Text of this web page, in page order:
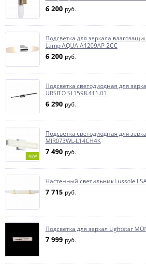
6 200 руб.
Подсветка для зеркала
Lamp AQUA A1209AP-2CC
6 200 руб.
Подсветка светодиодная для
URSITO SL1598.411.01
6 290 руб.
NEW
Подсветка светодиодная для
MIR073WL-L14CH4K
7 490 руб.
Настенный светильник Lussole
7 715 руб.
Подсветка для зеркал Lightstar
7 999 руб.